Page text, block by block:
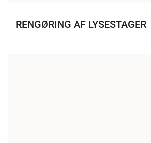
RENGØRING AF LYSESTAGER